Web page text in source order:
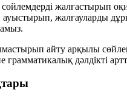
жалғастырып
ауыстырып, жалғауларды
айту арқылы
дәлдікті